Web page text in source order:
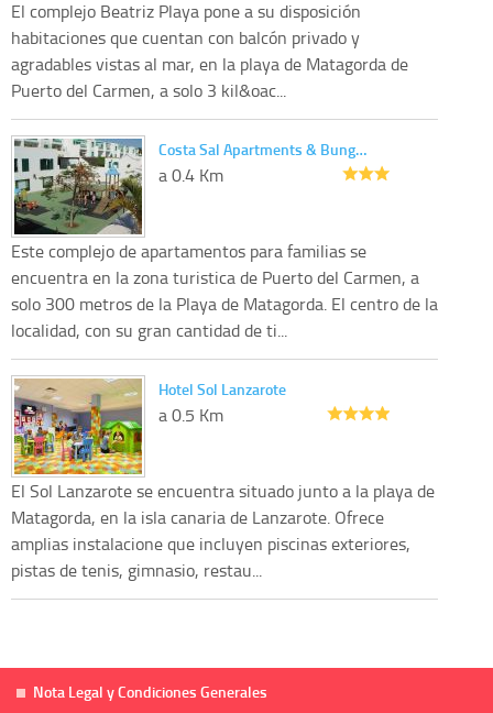
El complejo Beatriz Playa pone a su disposición
habitaciones que cuentan con balcón privado y
agradables vistas al mar, en la playa de Matagorda de
Puerto del Carmen, a solo 3 kil&oac...
Costa Sal Apartments & Bung…
a 0.4 Km
Este complejo de apartamentos para familias se
encuentra en la zona turistica de Puerto del Carmen, a
solo 300 metros de la Playa de Matagorda. El centro de la
localidad, con su gran cantidad de ti...
Hotel Sol Lanzarote
a 0.5 Km
El Sol Lanzarote se encuentra situado junto a la playa de
Matagorda, en la isla canaria de Lanzarote. Ofrece
amplias instalacione que incluyen piscinas exteriores,
pistas de tenis, gimnasio, restau...
Nota Legal y Condiciones Generales